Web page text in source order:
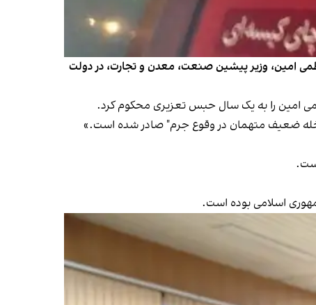
امين، وزیر پیشین صنعت، معدن و تجارت، در دولت
ضعيف متهمان در وقوع جرم" صادر شده است.»
اسلامی بوده است.